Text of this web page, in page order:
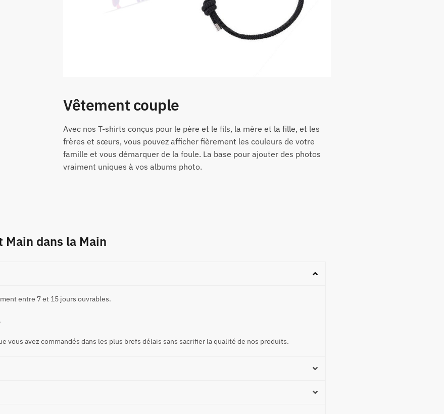
Vêtement couple
Avec nos T-shirts conçus pour le père et le fils, la mère et la fille, et les
frères et sœurs, vous pouvez afficher fièrement les couleurs de votre
famille et vous démarquer de la foule. La base pour ajouter des photos
vraiment uniques à vos albums photo.
dans la Main
entre 7 et 15 jours ouvrables.
vous avez commandés dans les plus brefs délais sans sacrifier la qualité de nos produits.